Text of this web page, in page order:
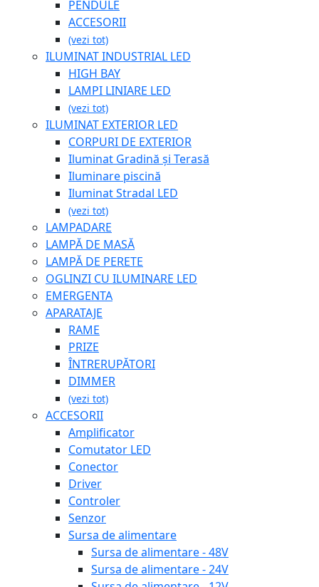
PENDULE
ACCESORII
(vezi tot)
ILUMINAT INDUSTRIAL LED
HIGH BAY
LAMPI LINIARE LED
(vezi tot)
ILUMINAT EXTERIOR LED
CORPURI DE EXTERIOR
Iluminat Gradină și Terasă
Iluminare piscină
Iluminat Stradal LED
(vezi tot)
LAMPADARE
LAMPĂ DE MASĂ
LAMPĂ DE PERETE
OGLINZI CU ILUMINARE LED
EMERGENTA
APARATAJE
RAME
PRIZE
ÎNTRERUPĂTORI
DIMMER
(vezi tot)
ACCESORII
Amplificator
Comutator LED
Conector
Driver
Controler
Senzor
Sursa de alimentare
Sursa de alimentare - 48V
Sursa de alimentare - 24V